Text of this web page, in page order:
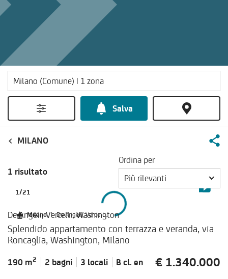
Salva
MILANO
1 risultato
Ordina per
Più rilevanti
Milano | De Angeli, Vercelli, Washington
1/21
De Angeli, Vercelli, Washington
Splendido appartamento con terrazza e veranda, via
Roncaglia, Washington, Milano
190 m2 2 bagni 3 locali B cl. en € 1.340.000